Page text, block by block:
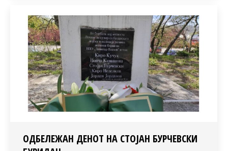
ОДБЕЛЕЖАН ДЕНОТ НА СТОЈАН БУРЧЕВСКИ